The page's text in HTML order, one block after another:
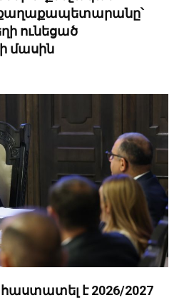
քաղաքապետարանը՝
ունեցած
մասին
է 2026/2027